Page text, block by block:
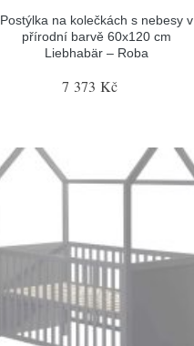
Postýlka na kolečkách s nebesy v
přírodní barvě 60x120 cm
Liebhabär – Roba
7 373 Kč